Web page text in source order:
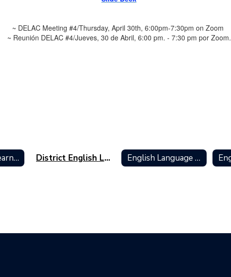
~ DELAC Meeting #4/Thursday, April 30th, 6:00pm-7:30pm on Zoom
~ Reunión DELAC #4/Jueves, 30 de Abril, 6:00 pm. - 7:30 pm por Zoom.
Multilingual Learners (ELs) Services Home District English Learner Advisory Committee (DELAC) English Language Learner Placement